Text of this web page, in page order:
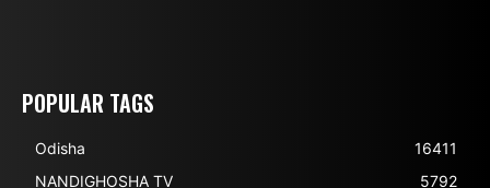
POPULAR TAGS
Odisha
16411
NANDIGHOSHA TV
5792